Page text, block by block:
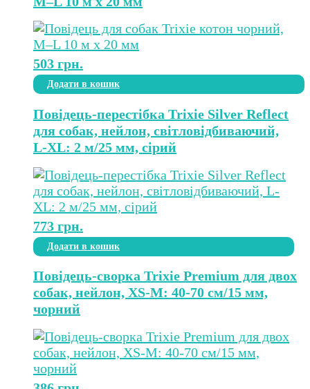
503 грн.
Додати в кошик
Повідець-перестібка Trixie Silver Reflect
для собак, нейлон, світловідбиваючий,
L-XL: 2 м/25 мм, сірий
773 грн.
Додати в кошик
Повідець-сворка Trixie Premium для двох
собак, нейлон, XS-M: 40-70 см/15 мм,
чорний